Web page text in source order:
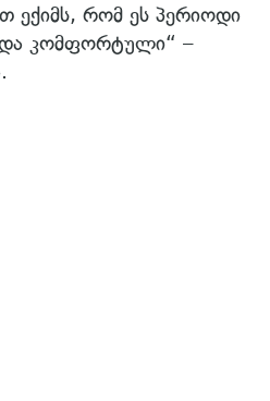
რომ ეს პერიოდი
კომფორტული“ –